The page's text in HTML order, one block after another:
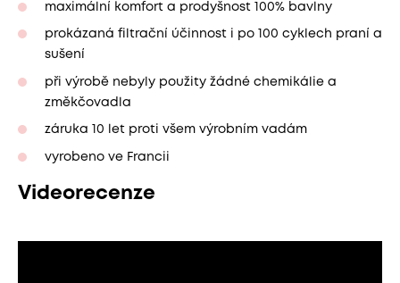
maximální komfort a prodyšnost 100% bavlny
prokázaná filtrační účinnost i po 100 cyklech praní a
sušení
při výrobě nebyly použity žádné chemikálie a
změkčovadla
záruka 10 let proti všem výrobním vadám
vyrobeno ve Francii
Videorecenze